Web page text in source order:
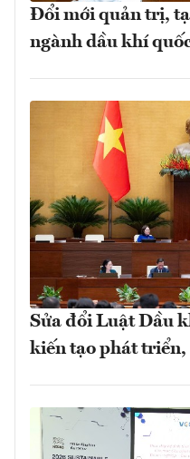
Đổi mới quản trị,
ngành dầu khí
Sửa đổi Luật Dầu
kiến tạo phát triển,